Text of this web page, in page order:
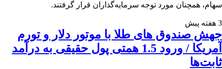
سهام، همچنان مورد توجه سرمایه‌گذاران قرار گرفتند.
3 هفته پیش
جهش صندوق های طلا با موتور دلار و تورم
آمریکا / ورود 1.5 همتی پول حقیقی به درآمد
ثابت‌ها